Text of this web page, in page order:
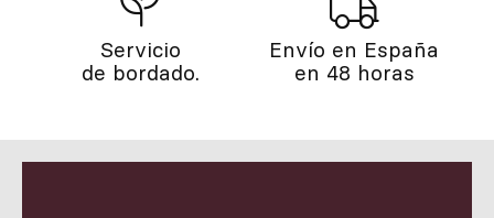
Servicio
de bordado.
Envío en España
en 48 horas